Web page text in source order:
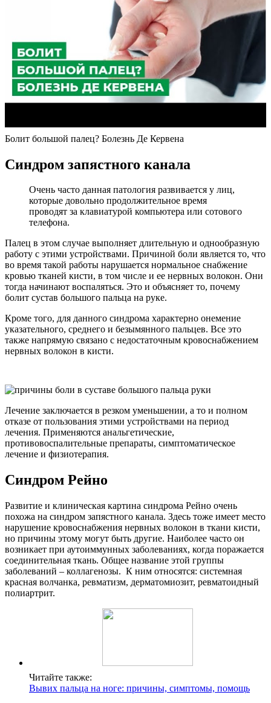
Болит большой палец? Болезнь Де Кервена
Синдром запястного канала
Очень часто данная патология развивается у лиц,
которые довольно продолжительное время
проводят за клавиатурой компьютера или сотового
телефона.
Палец в этом случае выполняет длительную и однообразную
работу с этими устройствами. Причиной боли является то, что
во время такой работы нарушается нормальное снабжение
кровью тканей кисти, в том числе и ее нервных волокон. Они
тогда начинают воспаляться. Это и объясняет то, почему
болит сустав большого пальца на руке.
Кроме того, для данного синдрома характерно онемение
указательного, среднего и безымянного пальцев. Все это
также напрямую связано с недостаточным кровоснабжением
нервных волокон в кисти.
Лечение заключается в резком уменьшении, а то и полном
отказе от пользования этими устройствами на период
лечения. Применяются анальгетические,
противовоспалительные препараты, симптоматическое
лечение и физиотерапия.
Синдром Рейно
Развитие и клиническая картина синдрома Рейно очень
похожа на синдром запястного канала. Здесь тоже имеет место
нарушение кровоснабжения нервных волокон в ткани кисти,
но причины этому могут быть другие. Наиболее часто он
возникает при аутоиммунных заболеваниях, когда поражается
соединительная ткань. Общее название этой группы
заболеваний – коллагенозы. К ним относятся: системная
красная волчанка, ревматизм, дерматомиозит, ревматоидный
полиартрит.
Читайте также:
Вывих пальца на ноге: причины, симптомы, помощь